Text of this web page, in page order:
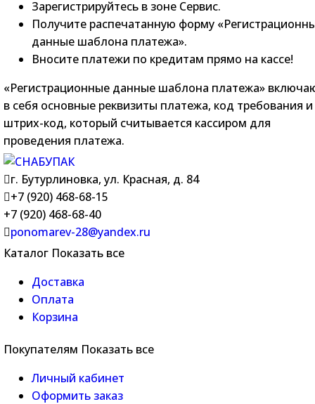
Зарегистрируйтесь в зоне Сервис.
Получите распечатанную форму
данные шаблона платежа».
Вносите платежи по кредитам прямо на кассе!
«Регистрационные данные шаблона платежа»
в себя основные реквизиты платежа, код требования и
штрих-код, который считывается кассиром для
проведения платежа.
г. Бутурлиновка, ул. Красная, д. 84
+7 (920) 468-68-15
+7 (920) 468-68-40
ponomarev-28@yandex.ru
Каталог Показать все
Доставка
Оплата
Корзина
Покупателям Показать все
Личный кабинет
Оформить заказ